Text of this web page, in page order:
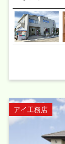
アイ工務店